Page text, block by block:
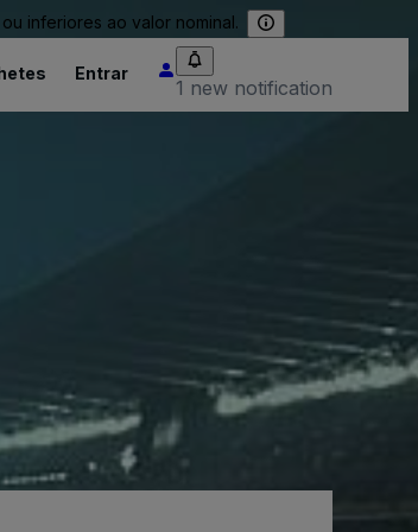
inferiores ao valor nominal.
Entrar
1 new notification